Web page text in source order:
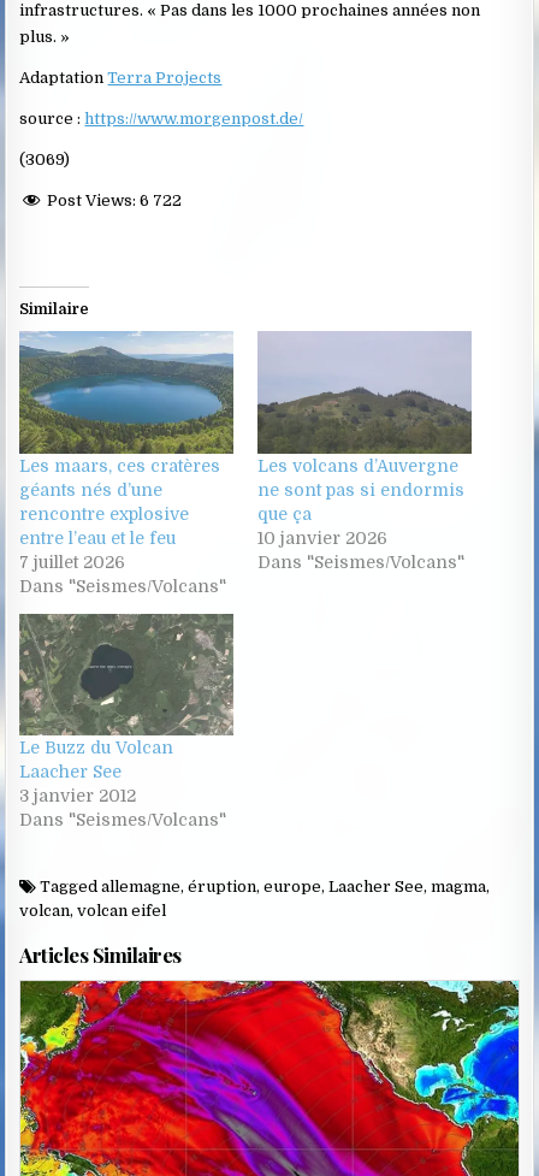
infrastructures. « Pas dans les 1000 prochaines années non
plus. »
AdaptationTerra Projects
source :https://www.morgenpost.de/
(3069)
Post Views: 6 722
Similaire
Les maars, ces cratères
géants nés d’une
rencontre explosive
entre l’eau et le feu
7 juillet 2026
Dans "Seismes/Volcans"
Les volcans d’Auvergne
ne sont pas si endormis
que ça
10 janvier 2026
Dans "Seismes/Volcans"
Le Buzz du Volcan
Laacher See
3 janvier 2012
Dans "Seismes/Volcans"
Taggedallemagne,éruption,europe,Laacher See,magma,
volcan,volcan eifel
Articles Similaires
Posted
in